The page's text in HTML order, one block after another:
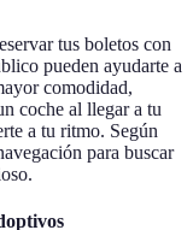
tus boletos con
pueden ayudarte a
comodidad,
coche al llegar a tu
a tu ritmo. Según
para buscar